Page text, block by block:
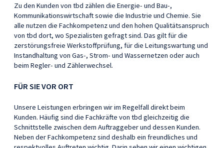
Zu den Kunden von tbd zählen die Energie- und Bau-,
Kommunikationswirtschaft sowie die Industrie und Chemie. Sie
alle nutzen die Fachkompetenz und den hohen Qualitätsanspruch
von tbd dort, wo Spezialisten gefragt sind. Das gilt für die
zerstörungsfreie Werkstoffprüfung, für die Leitungswartung und
Instandhaltung von Gas-, Strom- und Wassernetzen oder auch
beim Regler- und Zählerwechsel.
FÜR SIE VOR ORT
Unsere Leistungen erbringen wir im Regelfall direkt beim
Kunden. Häufig sind die Fachkräfte von tbd gleichzeitig die
Schnittstelle zwischen dem Auftraggeber und dessen Kunden.
Neben der Fachkompetenz sind deshalb ein freundliches und